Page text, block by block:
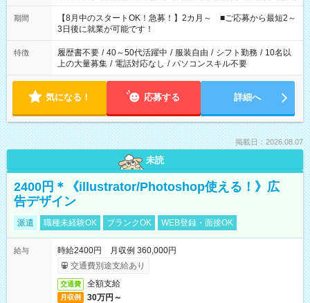
と休みを合わせたい」 「余裕を持って夕飯の準備がしたい」
「できれば残業はしたくない」 など、ご希望を教えてください
ね。 ※Wワーク希望の方へ 今ご覧のお仕事で希望する勤務時間
と、もう1つのお仕事の勤務時間。 合計で週40時間を超える場
合は応募できません。
期間
【8月中のスタートOK！急募！】2カ月～ ■ご応募から最短2～
3日後に就業が可能です！
特徴 履歴書不要 / 40～50代活躍中 / 服装自由 / シフト勤務 / 10名以
上の大量募集 / 電話対応なし / パソコンスキル不要
気になる！ 応募する 詳細へ
掲載日：2026.08.07
未読
2400円＊《illustrator/Photoshop使える！》広
告デザイン
派遣 職種未経験OK ブランクOK WEB登録・面接OK
給与
時給2400円 月収例 360,000円
交通費別途支給あり
交通費 全額支給
月収例 30万円～